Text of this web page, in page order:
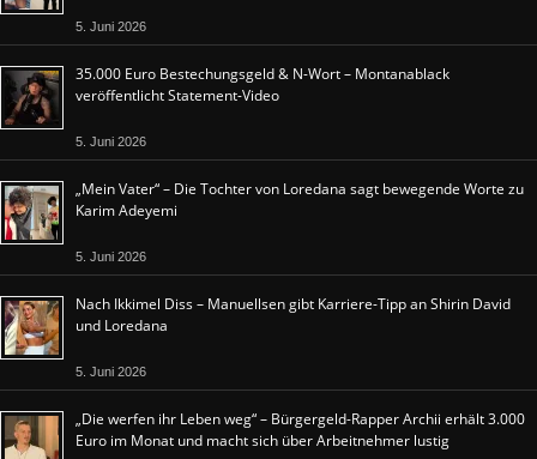
5. Juni 2026
35.000 Euro Bestechungsgeld & N-Wort – Montanablack
veröffentlicht Statement-Video
5. Juni 2026
„Mein Vater“ – Die Tochter von Loredana sagt bewegende Worte zu
Karim Adeyemi
5. Juni 2026
Nach Ikkimel Diss – Manuellsen gibt Karriere-Tipp an Shirin David
und Loredana
5. Juni 2026
„Die werfen ihr Leben weg“ – Bürgergeld-Rapper Archii erhält 3.000
Euro im Monat und macht sich über Arbeitnehmer lustig